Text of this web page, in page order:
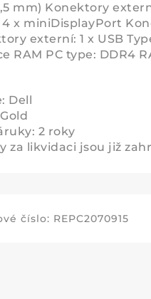
mm) Konektory
x miniDisplayPort
externí: 1 x USB
RAM PC type: DDR4
Dell
2 roky
za likvidaci jsou již
číslo: REPC2070915